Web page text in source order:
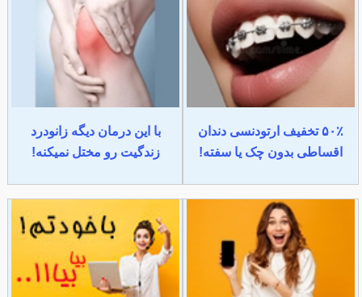
۵۰٪ تخفیف ارتودنسی دندان
اقساطی بدون چک یا سفته!
با این درمان دیگه زانودرد
زندگیت رو مختل نمیکنه!